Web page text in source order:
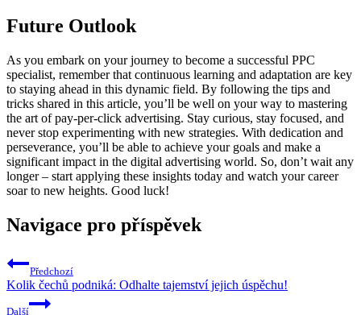
Future Outlook
As you embark on your journey to become a successful PPC
specialist, remember that continuous learning and adaptation are key
to staying ahead in this dynamic field. By following the tips and
tricks shared in this article, you’ll be well on your way to mastering
the art of pay-per-click advertising. Stay curious, stay focused, and
never stop experimenting with new strategies. With dedication and
perseverance, you’ll be able to achieve your goals and make a
significant impact in the digital advertising world. So, don’t wait any
longer – start applying these insights today and watch your career
soar to new heights. Good luck!
Navigace pro příspěvek
Předchozí
Kolik čechů podniká: Odhalte tajemství jejich úspěchu!
Další